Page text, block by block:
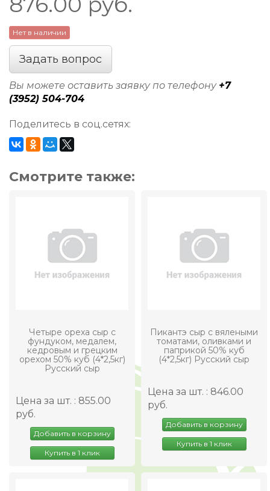
Нет в наличии
Задать вопрос
Вы можете оставить заявку по телефону +7
(3952) 504-704
Поделитесь в соц.сетях:
Смотрите также:
Четыре ореха сыр с
фундуком, медалем,
кедровым и грецким
орехом 50% куб (4*2,5кг)
Русский сыр
Цена за шт. : 855.00
руб.
Добавить в корзину
Купить в 1 клик
Пикантэ сыр с вялеными
томатами, оливками и
паприкой 50% куб
(4*2,5кг) Русский сыр
Цена за шт. : 846.00
руб.
Добавить в корзину
Купить в 1 клик